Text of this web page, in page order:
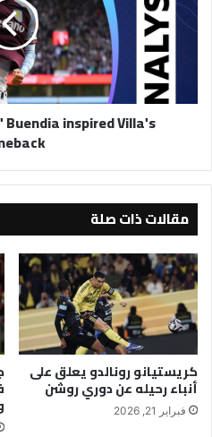
Buendia
inspired
comeback
inspired Villa's
مقالات ذات صلة
كريستيانو رونالدو يعلق على
أنباء رحيله عن دوري روشن
فبراير 21, 2026